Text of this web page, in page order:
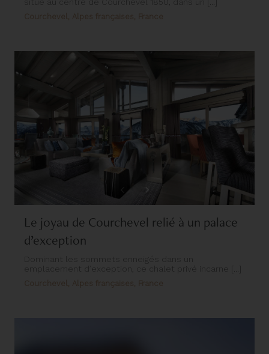
Le joyau de Courchevel relié à un palace
d’exception
Dominant les sommets enneigés dans un
emplacement d’exception, ce chalet privé incarne [...]